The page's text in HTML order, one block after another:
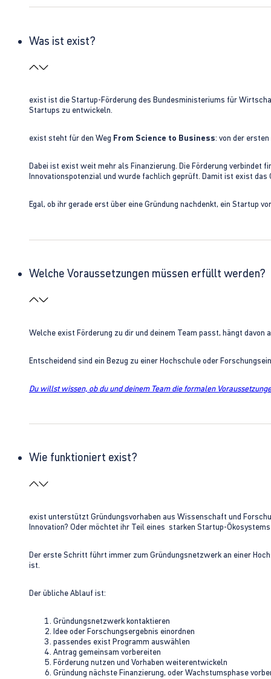
Was ist exist?
exist ist die Startup-Förderung des Bundesministeriums für
Startups zu entwickeln.
exist steht für den Weg From Science to Business: von der
Dabei ist exist weit mehr als Finanzierung. Die Förderung verbindet
Innovationspotenzial und wurde fachlich geprüft. Damit ist exist
Egal, ob ihr gerade erst über eine Gründung nachdenkt, ein Startup
Welche Voraussetzungen müssen erfüllt werden?
Welche exist Förderung zu dir und deinem Team passt, hängt
Entscheidend sind ein Bezug zu einer Hochschule oder
Du willst wissen, ob du und deinem Team die formalen
Wie funktioniert exist?
exist unterstützt Gründungsvorhaben aus Wissenschaft und
Innovation? Oder möchtet ihr Teil eines starken Startup-
Der erste Schritt führt immer zum Gründungsnetzwerk an einer
ist.
Der übliche Ablauf ist:
Gründungsnetzwerk kontaktieren
Idee oder Forschungsergebnis einordnen
passendes exist Programm auswählen
Antrag gemeinsam vorbereiten
Förderung nutzen und Vorhaben weiterentwickeln
Gründung nächste Finanzierung, oder Wachstumsphase